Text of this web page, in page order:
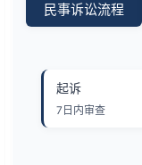
民事诉讼流程
起诉
7日内审查